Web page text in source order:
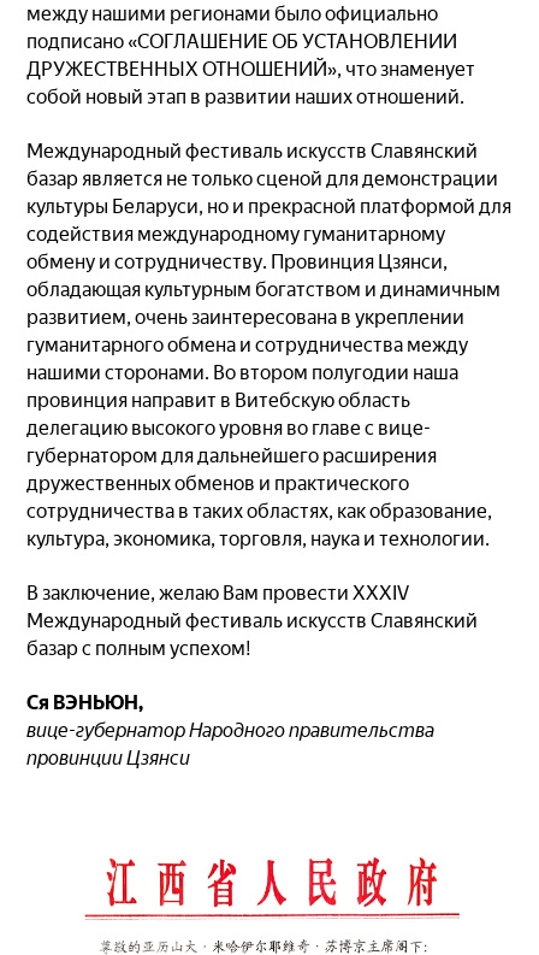
между нашими регионами было официально
подписано «СОГЛАШЕНИЕ ОБ УСТАНОВЛЕНИИ
ДРУЖЕСТВЕННЫХ ОТНОШЕНИЙ», что знаменует
собой новый этап в развитии наших отношений.
Международный фестиваль искусств Славянский
базар является не только сценой для демонстрации
культуры Беларуси, но и прекрасной платформой для
содействия международному гуманитарному
обмену и сотрудничеству. Провинция Цзянси,
обладающая культурным богатством и динамичным
развитием, очень заинтересована в укреплении
гуманитарного обмена и сотрудничества между
нашими сторонами. Во втором полугодии наша
провинция направит в Витебскую область
делегацию высокого уровня во главе с вице-
губернатором для дальнейшего расширения
дружественных обменов и практического
сотрудничества в таких областях, как образование,
культура, экономика, торговля, наука и технологии.
В заключение, желаю Вам провести XXXIV
Международный фестиваль искусств Славянский
базар с полным успехом!
Ся ВЭНЬЮН,
вице-губернатор Народного правительства
провинции Цзянси